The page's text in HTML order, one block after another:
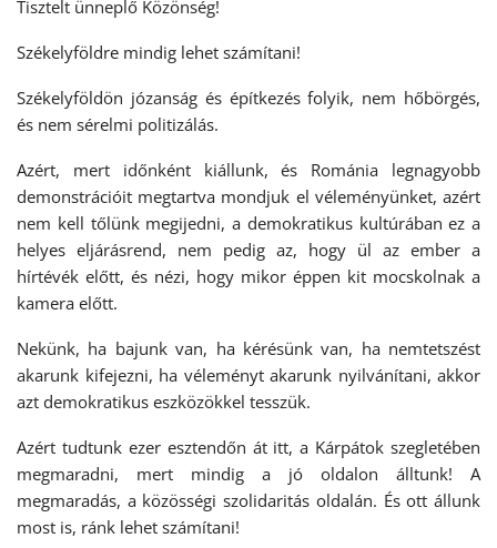
Tisztelt ünneplő Közönség!
Székelyföldre mindig lehet számítani!
Székelyföldön józanság és építkezés folyik, nem hőbörgés,
és nem sérelmi politizálás.
Azért, mert időnként kiállunk, és Románia legnagyobb
demonstrációit megtartva mondjuk el véleményünket, azért
nem kell tőlünk megijedni, a demokratikus kultúrában ez a
helyes eljárásrend, nem pedig az, hogy ül az ember a
hírtévék előtt, és nézi, hogy mikor éppen kit mocskolnak a
kamera előtt.
Nekünk, ha bajunk van, ha kérésünk van, ha nemtetszést
akarunk kifejezni, ha véleményt akarunk nyilvánítani, akkor
azt demokratikus eszközökkel tesszük.
Azért tudtunk ezer esztendőn át itt, a Kárpátok szegletében
megmaradni, mert mindig a jó oldalon álltunk! A
megmaradás, a közösségi szolidaritás oldalán. És ott állunk
most is, ránk lehet számítani!